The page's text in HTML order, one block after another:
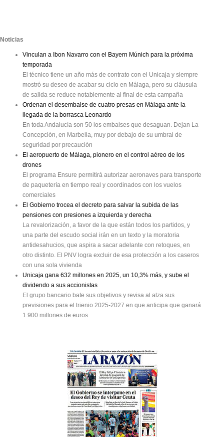
Noticias
Vinculan a Ibon Navarro con el Bayern Múnich para la próxima
temporada
El técnico tiene un año más de contrato con el Unicaja y siempre
mostró su deseo de acabar su ciclo en Málaga, pero su cláusula
de salida se reduce notablemente al final de esta campaña
Ordenan el desembalse de cuatro presas en Málaga ante la
llegada de la borrasca Leonardo
En toda Andalucía son 50 los embalses que desaguan. Dejan La
Concepción, en Marbella, muy por debajo de su umbral de
seguridad por precaución
El aeropuerto de Málaga, pionero en el control aéreo de los
drones
El programa Ensure permitirá autorizar aeronaves para transporte
de paquetería en tiempo real y coordinados con los vuelos
comerciales
El Gobierno trocea el decreto para salvar la subida de las
pensiones con presiones a izquierda y derecha
La revalorización, a favor de la que están todos los partidos, y
una parte del escudo social irán en un texto y la moratoria
antidesahucios, que aspira a sacar adelante con retoques, en
otro distinto. El PNV logra excluir de esa protección a los caseros
con una sola vivienda
Unicaja gana 632 millones en 2025, un 10,3% más, y sube el
dividendo a sus accionistas
El grupo bancario bate sus objetivos y revisa al alza sus
previsiones para el trienio 2025-2027 en que anticipa que ganará
1.900 millones de euros